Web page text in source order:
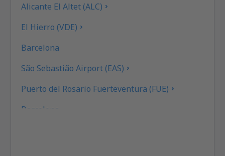
Alicante El Altet (ALC)
El Hierro (VDE)
Barcelona
São Sebastião Airport (EAS)
Puerto del Rosario Fuerteventura (FUE)
Barcelona